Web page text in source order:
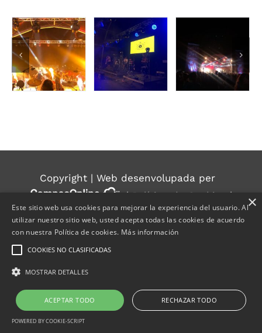
Copyright | Web desenvolupada per
| Política de Cookies
|
Política de privacidad|Aviso Legal| Política
Ambiental
×
Este sitio web usa cookies para mejorar la experiencia del usuario. Al
utilizar nuestro sitio web, usted acepta todas las cookies de acuerdo
con nuestra Política de cookies. Más información
COOKIES NO CLASIFICADAS
MOSTRAR DETALLES
ACEPTAR TODO RECHAZAR TODO
POWERED BY COOKIE-SCRIPT